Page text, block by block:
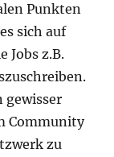
Punkten
sich auf
Jobs z.B.
gewisser
Community
zu